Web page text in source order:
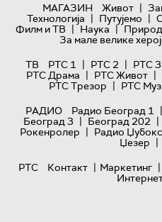
МАГАЗИН
Живот |
Технологијa | Путујемо |
Филм и ТВ | Наука |
За мале велике
ТВ
РТС 1 | РТС 2 | РТС 3
РТС Драма | РТС Живот |
РТС Трезор | РТС
РАДИО
Радио Београд 1 |
Београд 3 | Београд 202 |
Рокенролер | Радио Џубокс
Џезер |
РТС
Контакт | Маркетинг |